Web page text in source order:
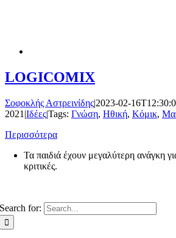
LOGICOMIX
Σοφοκλής Αστρεινίδης|2023-02-
2021 |Ιδέες|Tags: Γνώση, Ηθική, Κόμικ,
Περισσότερα
Τα παιδιά έχουν μεγαλύτερη ανάγκη
κριτικές.
Search for: